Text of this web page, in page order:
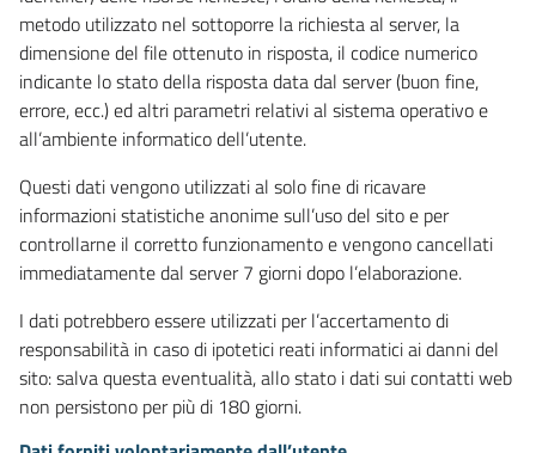
metodo utilizzato nel sottoporre la richiesta al server, la
dimensione del file ottenuto in risposta, il codice numerico
indicante lo stato della risposta data dal server (buon fine,
errore, ecc.) ed altri parametri relativi al sistema operativo e
all’ambiente informatico dell’utente.
Questi dati vengono utilizzati al solo fine di ricavare
informazioni statistiche anonime sull’uso del sito e per
controllarne il corretto funzionamento e vengono cancellati
immediatamente dal server 7 giorni dopo l’elaborazione.
I dati potrebbero essere utilizzati per l’accertamento di
responsabilità in caso di ipotetici reati informatici ai danni del
sito: salva questa eventualità, allo stato i dati sui contatti web
non persistono per più di 180 giorni.